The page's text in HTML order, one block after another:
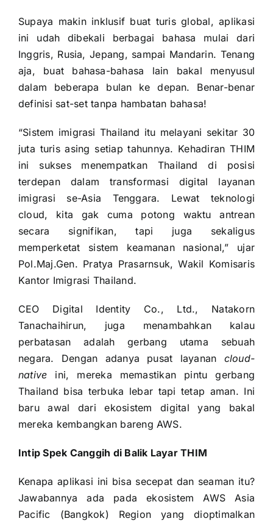
Supaya makin inklusif buat turis global, aplikasi
ini udah dibekali berbagai bahasa mulai dari
Inggris, Rusia, Jepang, sampai Mandarin. Tenang
aja, buat bahasa-bahasa lain bakal menyusul
dalam beberapa bulan ke depan. Benar-benar
definisi sat-set tanpa hambatan bahasa!
“Sistem imigrasi Thailand itu melayani sekitar 30
juta turis asing setiap tahunnya. Kehadiran THIM
ini sukses menempatkan Thailand di posisi
terdepan dalam transformasi digital layanan
imigrasi se-Asia Tenggara. Lewat teknologi
cloud, kita gak cuma potong waktu antrean
secara signifikan, tapi juga sekaligus
memperketat sistem keamanan nasional,” ujar
Pol.Maj.Gen. Pratya Prasarnsuk, Wakil Komisaris
Kantor Imigrasi Thailand.
CEO Digital Identity Co., Ltd., Natakorn
Tanachaihirun, juga menambahkan kalau
perbatasan adalah gerbang utama sebuah
negara. Dengan adanya pusat layanan cloud-
native ini, mereka memastikan pintu gerbang
Thailand bisa terbuka lebar tapi tetap aman. Ini
baru awal dari ekosistem digital yang bakal
mereka kembangkan bareng AWS.
Intip Spek Canggih di Balik Layar THIM
Kenapa aplikasi ini bisa secepat dan seaman itu?
Jawabannya ada pada ekosistem AWS Asia
Pacific (Bangkok) Region yang dioptimalkan